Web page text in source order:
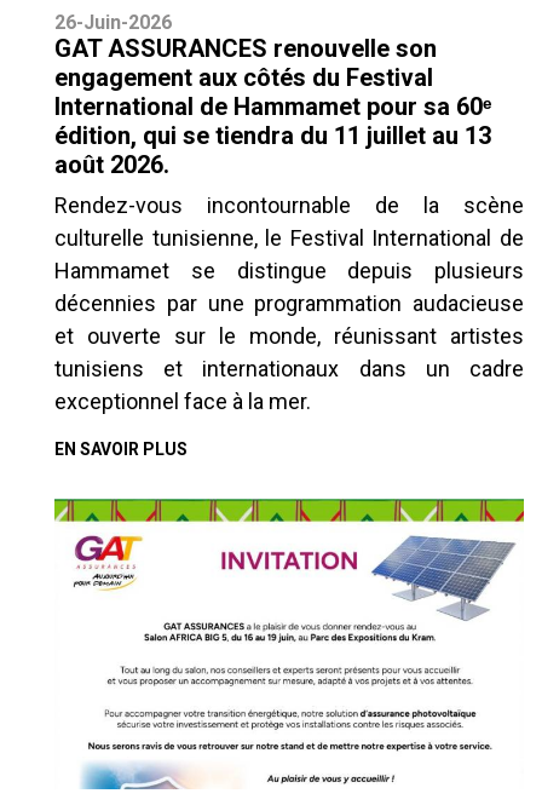
26-Juin-2026
GAT ASSURANCES renouvelle son
engagement aux côtés du Festival
International de Hammamet pour sa 60ᵉ
édition, qui se tiendra du 11 juillet au 13
août 2026.
Rendez-vous incontournable de la scène
culturelle tunisienne, le Festival International de
Hammamet se distingue depuis plusieurs
décennies par une programmation audacieuse
et ouverte sur le monde, réunissant artistes
tunisiens et internationaux dans un cadre
exceptionnel face à la mer.
EN SAVOIR PLUS